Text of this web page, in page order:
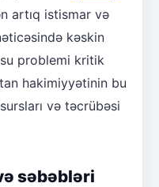
artıq istismar və
kəskin
problemi kritik
hakimiyyətinin bu
və təcrübəsi
səbəbləri